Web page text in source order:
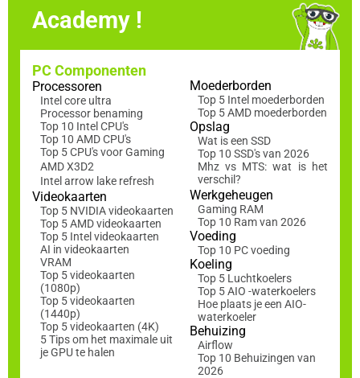
Academy !
PC Componenten
Processoren
Intel core ultra
Processor benaming
Top 10 Intel CPU's
Top 10 AMD CPU's
Top 5 CPU's voor Gaming
AMD X3D2
Intel arrow lake refresh
Videokaarten
Top 5 NVIDIA videokaarten
Top 5 AMD videokaarten
Top 5 Intel videokaarten
AI in videokaarten
VRAM
Top 5 videokaarten
(1080p)
Top 5 videokaarten
(1440p)
Top 5 videokaarten (4K)
5 Tips om het maximale uit
je GPU te halen
Moederborden
Top 5 Intel moederborden
Top 5 AMD moederborden
Opslag
Wat is een SSD
Top 10 SSD's van 2026
Mhz vs MTS: wat is het
verschil?
Werkgeheugen
Gaming RAM
Top 10 Ram van 2026
Voeding
Top 10 PC voeding
Koeling
Top 5 Luchtkoelers
Top 5 AIO -waterkoelers
Hoe plaats je een AIO-
waterkoeler
Behuizing
Airflow
Top 10 Behuizingen van
2026